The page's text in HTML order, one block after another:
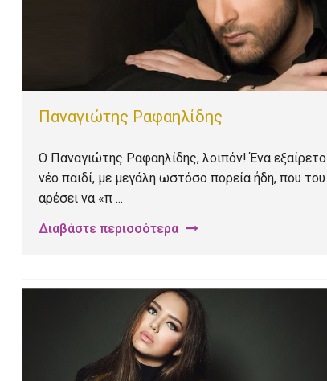
Παναγιώτης Ραφαηλίδης
Ο Παναγιώτης Ραφαηλίδης, λοιπόν! Ένα εξαίρετο
νέο παιδί, με μεγάλη ωστόσο πορεία ήδη, που του
αρέσει να «π ...
Διαβάστε περισσότερα